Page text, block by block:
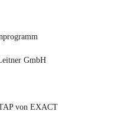
GmbH
von EXACT